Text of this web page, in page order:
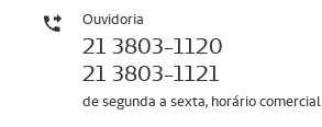
Ouvidoria
21 3803-1120
21 3803-1121
de segunda a sexta, horário comercial